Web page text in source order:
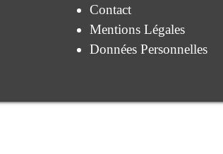
Contact
Mentions Légales
Données Personnelles